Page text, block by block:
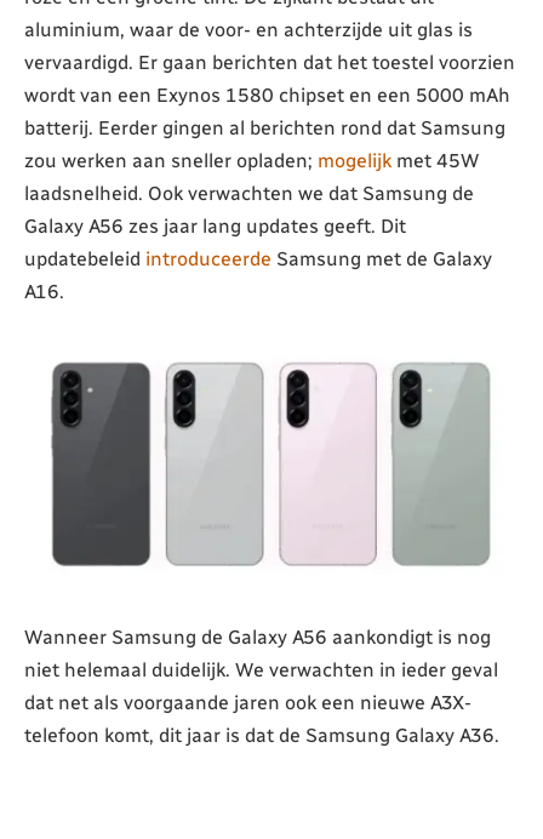
aluminium, waar de voor- en achterzijde uit glas is
vervaardigd. Er gaan berichten dat het toestel voorzien
wordt van een Exynos 1580 chipset en een 5000 mAh
batterij. Eerder gingen al berichten rond dat Samsung
zou werken aan sneller opladen; mogelijk met 45W
laadsnelheid. Ook verwachten we dat Samsung de
Galaxy A56 zes jaar lang updates geeft. Dit
updatebeleid introduceerde Samsung met de Galaxy
A16.
Wanneer Samsung de Galaxy A56 aankondigt is nog
niet helemaal duidelijk. We verwachten in ieder geval
dat net als voorgaande jaren ook een nieuwe A3X-
telefoon komt, dit jaar is dat de Samsung Galaxy A36.